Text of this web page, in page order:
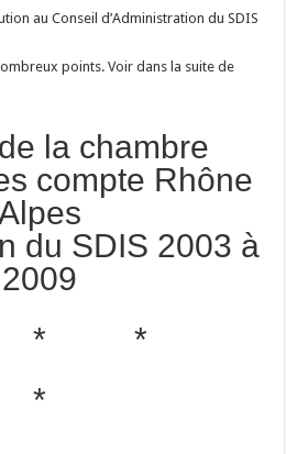
au Conseil d’Administration du SDIS
points. Voir dans la suite de
la chambre
compte Rhône
du SDIS 2003 à
2009
* *
*